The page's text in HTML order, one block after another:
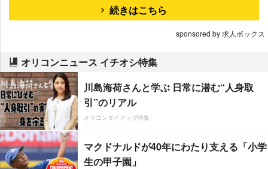
続きはこちら
sponsored by 求人ボックス
オリコンニュース イチオシ特集
川島海荷さんと学ぶ 日常に潜む“人身取
引”のリアル
オリコンタイアップ特集
マクドナルドが40年にわたり支える「小学
生の甲子園」